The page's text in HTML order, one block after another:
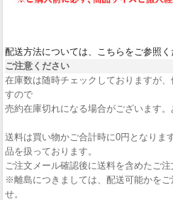
配送方法については、こちらをご参照く
ご注意ください
在庫数は随時チェックしておりますが
すので
売約在庫切れになる場合がございます。
送料は買い物かご合計時に0円となりま
品を扱っております。
ご注文メール確認後に送料を含めたご
※離島につきましては、配送可能かを
せ。